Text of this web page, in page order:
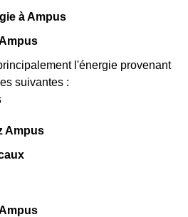
à Ampus
l'énergie provenant
suivantes :
Ampus